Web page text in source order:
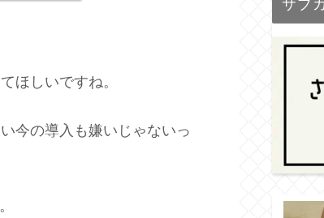
ほしいですね。
今の導入も嫌いじゃないっ
サブ